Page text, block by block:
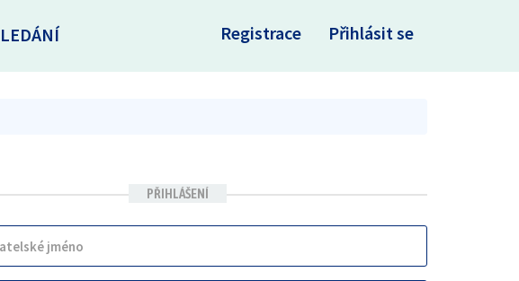
Registrace Přihlásit se
PŘIHLÁŠENÍ